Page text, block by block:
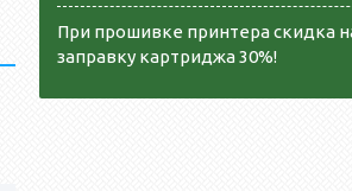
При прошивке принтера скидка
заправку картриджа 30%!